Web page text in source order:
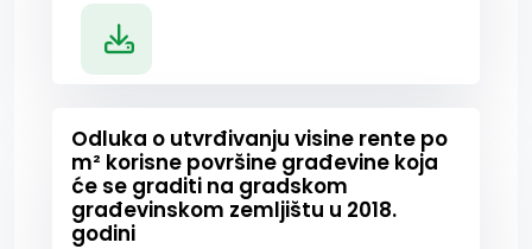
Odluka o utvrđivanju visine rente po
m² korisne površine građevine koja
će se graditi na gradskom
građevinskom zemljištu u 2018.
godini